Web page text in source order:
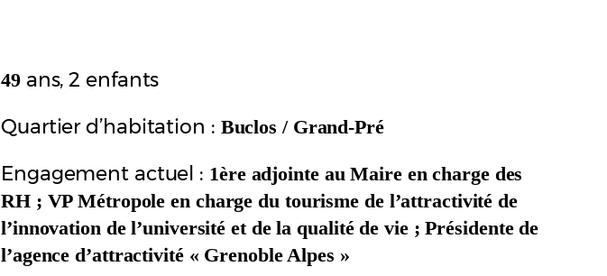
49ans, 2 enfants
Quartier d’habitation : Buclos / Grand-Pré
Engagement actuel : 1ère adjointe au Maire en charge des
RH ; VP Métropole en charge du tourisme de l’attractivité de
l’innovation de l’université et de la qualité de vie ; Présidente de
l’agence d’attractivité « Grenoble Alpes »